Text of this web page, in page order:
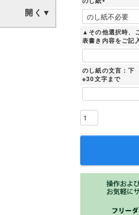
)
(
必
須
)
▲その他選択時、
表書き内容をご記
のし紙の文言：下
※30文字まで